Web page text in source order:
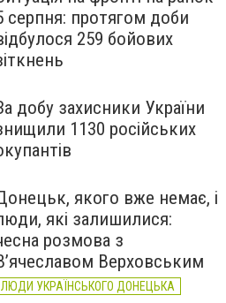
серпня: протягом доби
259 бойових
добу захисники України
1130 російських
якого вже немає, і
які залишилися:
розмова з
Верховським
ЛЮДИ УКРАЇНСЬКОГО ДОНЕЦЬКА